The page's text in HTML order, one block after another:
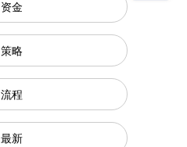
资金
策略
流程
最新